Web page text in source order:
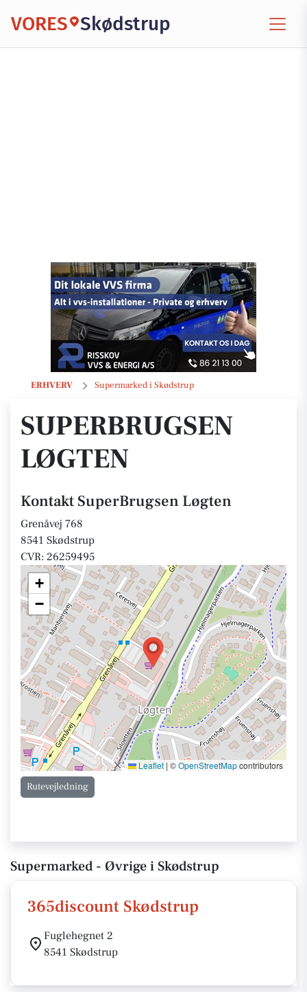
VORES Skødstrup
ERHVERV Supermarked i Skødstrup
SuperBrugsen Løgten
SUPERBRUGSEN
LØGTEN
Kontakt SuperBrugsen Løgten
Grenåvej 768
8541 Skødstrup
CVR: 26259495
+
−
Leaflet | ©OpenStreetMapcontributors
Rutevejledning
Supermarked - Øvrige i Skødstrup
365discount Skødstrup
Fuglehegnet 2
8541 Skødstrup